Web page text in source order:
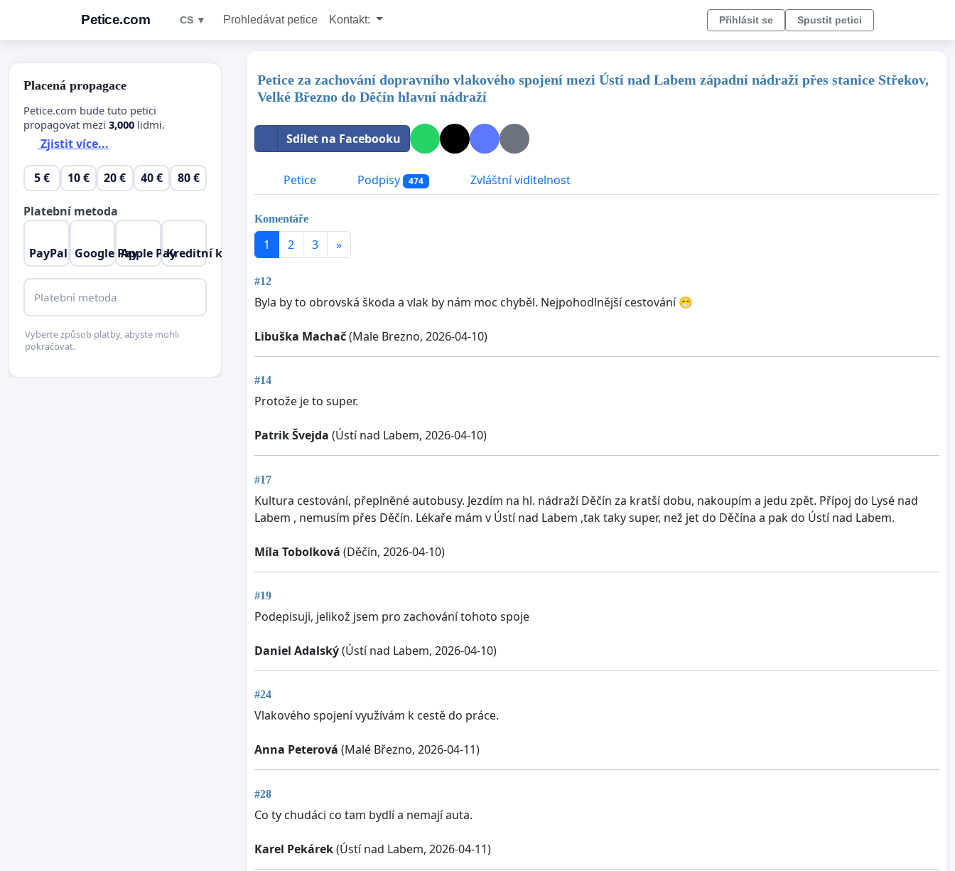
Petice.com CS ▼ Prohledávat petice Kontakt: Přihlásit se Spustit petici
Petice za zachování dopravního vlakového spojení mezi Ústí nad Labem západní nádraží přes stanice Střekov,
Velké Březno do Děčín hlavní nádraží
Sdílet na Facebooku
Petice Podpisy 474 Zvláštní viditelnost
Komentáře
1 2 3 »
#12
Byla by to obrovská škoda a vlak by nám moc chyběl. Nejpohodlnější cestování 😁
Libuška Machač(Male Brezno, 2026-04-10)
#14
Protože je to super.
Patrik Švejda (Ústí nad Labem, 2026-04-10)
#17
Kultura cestování, přeplněné autobusy. Jezdím na hl. nádraží Děčín za kratší dobu, nakoupím a jedu zpět. Přípoj do Lysé nad
Labem , nemusím přes Děčín. Lékaře mám v Ústí nad Labem ,tak taky super, než jet do Děčína a pak do Ústí nad Labem.
Míla Tobolková (Děčín, 2026-04-10)
#19
Podepisuji, jelikož jsem pro zachování tohoto spoje
Daniel Adalský(Ústí nad Labem, 2026-04-10)
#24
Vlakového spojení využívám k cestě do práce.
Anna Peterová (Malé Březno, 2026-04-11)
#28
Co ty chudáci co tam bydlí a nemají auta.
Karel Pekárek(Ústí nad Labem, 2026-04-11)
Placená propagace
Petice.com bude tuto petici
propagovat mezi 3,000 lidmi.
Zjistit více...
5 € 10 € 20 € 40 € 80 €
Platební metoda
PayPal Google PayApple PayKreditní karta
Platební metoda
Vyberte způsob platby, abyste mohli
pokračovat.